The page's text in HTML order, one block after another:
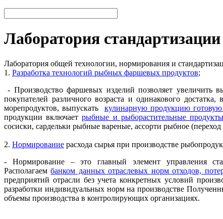
Лаборатория
Лаборатория общей технологии, нормирования и
1. Разработка технологий рыбных фаршевых продуктов;
- Производство фаршевых изделий позволяет увеличить
покупателей различного возраста и одинакового
морепродуктов, выпускать кулинарную продукцию
продукции включаетрыбные и рыборастительные продукты
сосиски, сардельки рыбные вареные, ассорти рыбное
2. Нормирование расхода сырья при производстве
- Нормирование – это главный элемент управления
Располагаембанком данных отраслевых норм отходов,
предприятий отрасли без учета конкретных условий
разработки индивидуальных норм на производстве
объемы производства в контролирующих организациях.